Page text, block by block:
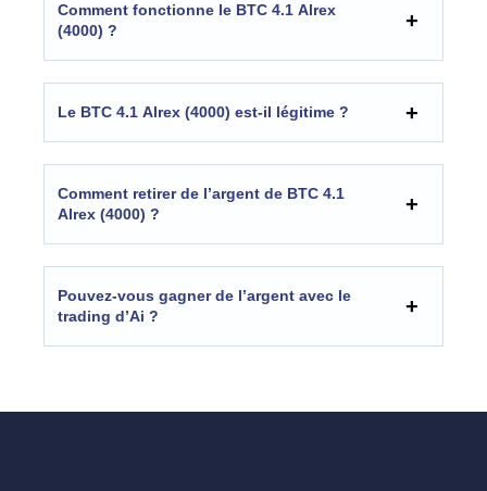
Comment fonctionne le BTC 4.1 Alrex
(4000) ?
Le BTC 4.1 Alrex (4000) est-il légitime ?
Comment retirer de l’argent de BTC 4.1
Alrex (4000) ?
Pouvez-vous gagner de l’argent avec le
trading d’Ai ?